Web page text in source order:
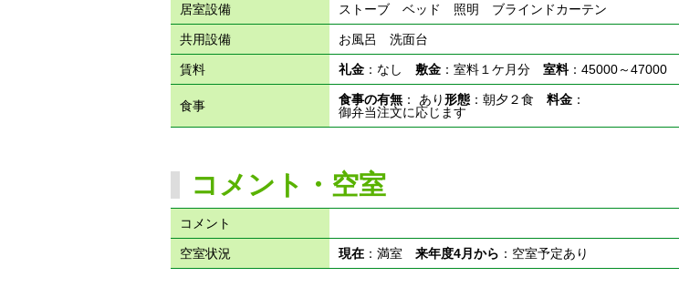
居室設備 ストーブ ベッド 照明 ブラインドカーテン
共用設備 お風呂 洗面台
賃料 礼金：なし 敷金：室料１ケ月分 室料：45000～47000
食事 食事の有無： あり形態：朝夕２食 料金：
御弁当注文に応じます
コメント・空室
コメント
空室状況 現在：満室 来年度4月から ：空室予定あり